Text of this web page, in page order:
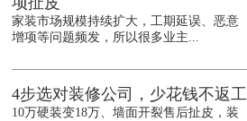
家装市场规模持续扩大，工期延误、恶意
增项等问题频发，所以很多业主...
4步选对装修公司，少花钱不返工
10万硬装变18万、墙面开裂售后扯皮，装